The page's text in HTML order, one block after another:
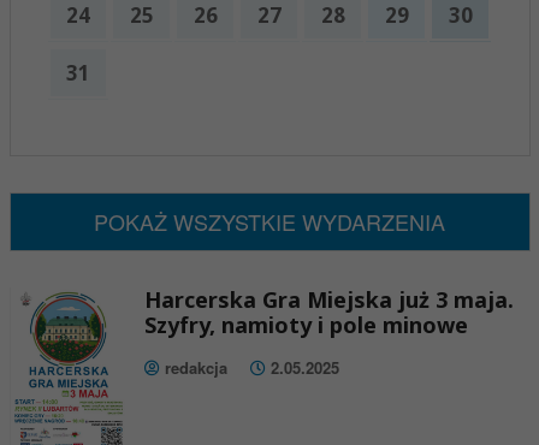
24 25 26 27 28 29 30
31
POKAŻ WSZYSTKIE WYDARZENIA
Harcerska Gra Miejska już 3 maja.
Szyfry, namioty i pole minowe
redakcja 2.05.2025